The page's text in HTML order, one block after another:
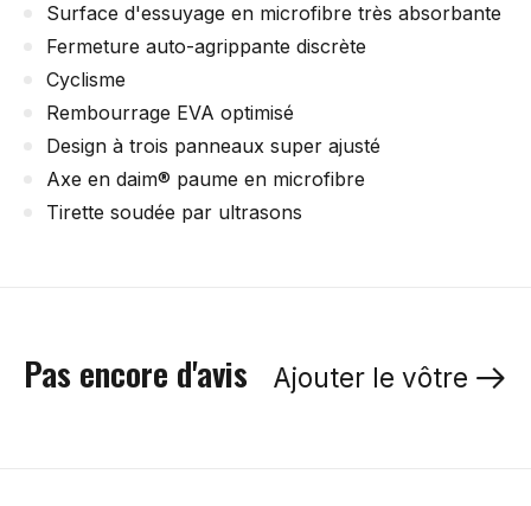
Surface d'essuyage en microfibre très absorbante
Fermeture auto-agrippante discrète
Cyclisme
Rembourrage EVA optimisé
Design à trois panneaux super ajusté
Axe en daim® paume en microfibre
Tirette soudée par ultrasons
Pas encore d'avis Ajouter le vôtre